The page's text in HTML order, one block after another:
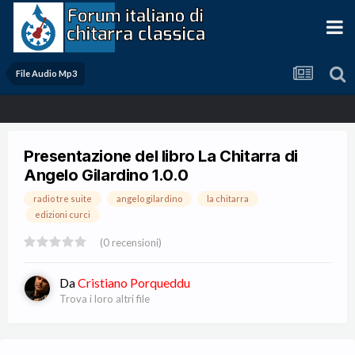
File Audio Mp3
Presentazione del libro La Chitarra di
Angelo Gilardino 1.0.0
radio tre suite angelo gilardino
la chitarra
edizioni curci
(0 recensioni)
DaCristiano Porqueddu
Trova i loro altri file